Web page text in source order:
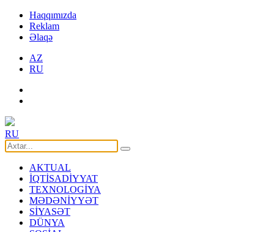
Haqqımızda
Reklam
Əlaqə
AZ
RU
RU
AKTUAL
İQTİSADİYYAT
TEXNOLOGİYA
MƏDƏNİYYƏT
SİYASƏT
DÜNYA